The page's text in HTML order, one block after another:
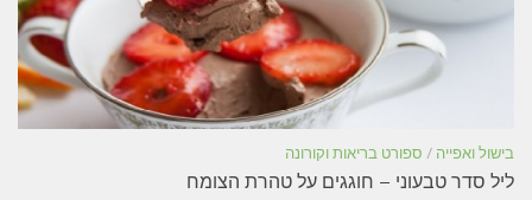
בישול ואפייה / ספורט בריאות וקורונה
ליל סדר טבעוני – חוגגים על טהרת הצומח